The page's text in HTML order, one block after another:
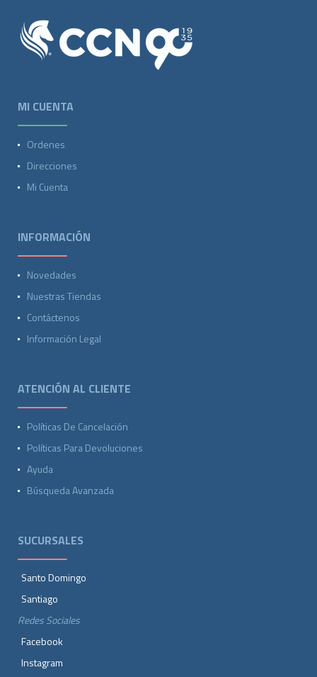
MI CUENTA
Ordenes
Direcciones
Mi Cuenta
INFORMACIÓN
Novedades
Nuestras Tiendas
Contáctenos
Información Legal
ATENCIÓN AL CLIENTE
Políticas De Cancelación
Políticas Para Devoluciones
Ayuda
Búsqueda Avanzada
SUCURSALES
Santo Domingo
Santiago
Redes Sociales
Facebook
Instagram